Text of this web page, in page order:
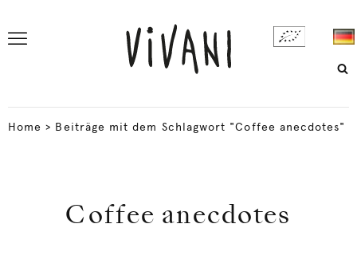
Home > Beiträge mit dem Schlagwort "Coffee anecdotes"
Coffee anecdotes